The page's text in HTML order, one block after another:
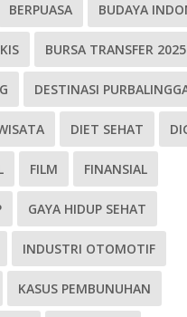
BERPUASA BUDAYA
BURSA TRANSFER 2025
DESTINASI
DIET SEHAT
FILM FINANSIAL
GAYA HIDUP SEHAT
INDUSTRI OTOMOTIF
KASUS PEMBUNUHAN